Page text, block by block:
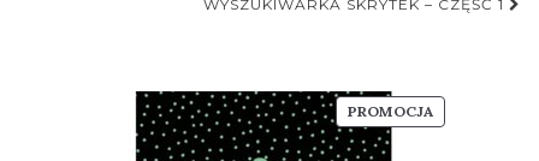
WYSZUKIWARKA SKRYTEK – CZĘŚĆ 1
PROMOCJAPRODUKT
W